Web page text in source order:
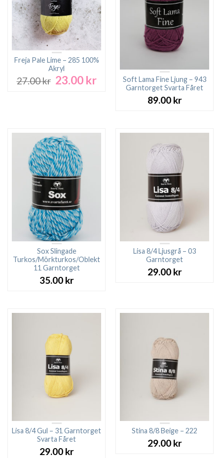
Freja Pale Lime – 285 100%
Akryl
27.00kr Det
23.00 krDet
nuvarande
Soft Lama Fine Ljung – 943
Garntorget Svarta Fåret
89.00 kr
Sox Slingade
Turkos/Mörkturkos/Oblekt
11 Garntorget
35.00 kr
Lisa 8/4 Ljusgrå – 03
Garntorget
29.00 kr
Lisa 8/4 Gul – 31 Garntorget
Svarta Fåret
29.00 kr
Stina 8/8 Beige – 222
29.00 kr